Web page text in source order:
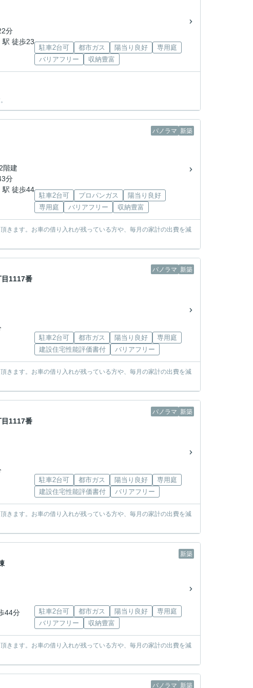
分
駅 徒歩23
駐車2台可 都市ガス 陽当り良好
専用庭
バリアフリー
収納豊富
パノラマ 新築
階建
分
駅 徒歩44
駐車2台可 プロパンガス
陽当り良好
専用庭
バリアフリー 収納豊富
きます。お車の借り入れが残っている方や、毎月の家計の出費を減
パノラマ 新築
1117番
駐車2台可 都市ガス 陽当り良好
専用庭
建設住宅性能評価書付
バリアフリー
きます。お車の借り入れが残っている方や、毎月の家計の出費を減
パノラマ 新築
1117番
駐車2台可 都市ガス 陽当り良好
専用庭
建設住宅性能評価書付
バリアフリー
きます。お車の借り入れが残っている方や、毎月の家計の出費を減
新築
44分
駐車2台可 都市ガス 陽当り良好
専用庭
バリアフリー
収納豊富
きます。お車の借り入れが残っている方や、毎月の家計の出費を減
パノラマ 新築